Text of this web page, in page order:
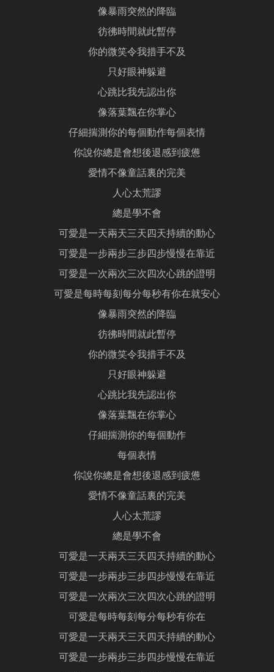
像暴雨突然的降臨
彷彿時間就此暫停
你的微笑令我措手不及
只好眼神躲避
心跳比我先認出你
像落葉飄在你掌心
仔細揣測你的每個動作每個表情
你說你總是會想後退感到疲憊
愛情不像童話裏的完美
人心太荒謬
總是學不會
可愛是一天兩天三天四天持續的動心
可愛是一步兩步三步四步慢慢在靠近
可愛是一次兩次三次四次心跳的證明
可愛是每時每刻每分每秒有你在就安心
像暴雨突然的降臨
彷彿時間就此暫停
你的微笑令我措手不及
只好眼神躲避
心跳比我先認出你
像落葉飄在你掌心
仔細揣測你的每個動作
每個表情
你說你總是會想後退感到疲憊
愛情不像童話裏的完美
人心太荒謬
總是學不會
可愛是一天兩天三天四天持續的動心
可愛是一步兩步三步四步慢慢在靠近
可愛是一次兩次三次四次心跳的證明
可愛是每時每刻每分每秒有你在
可愛是一天兩天三天四天持續的動心
可愛是一步兩步三步四步慢慢在靠近